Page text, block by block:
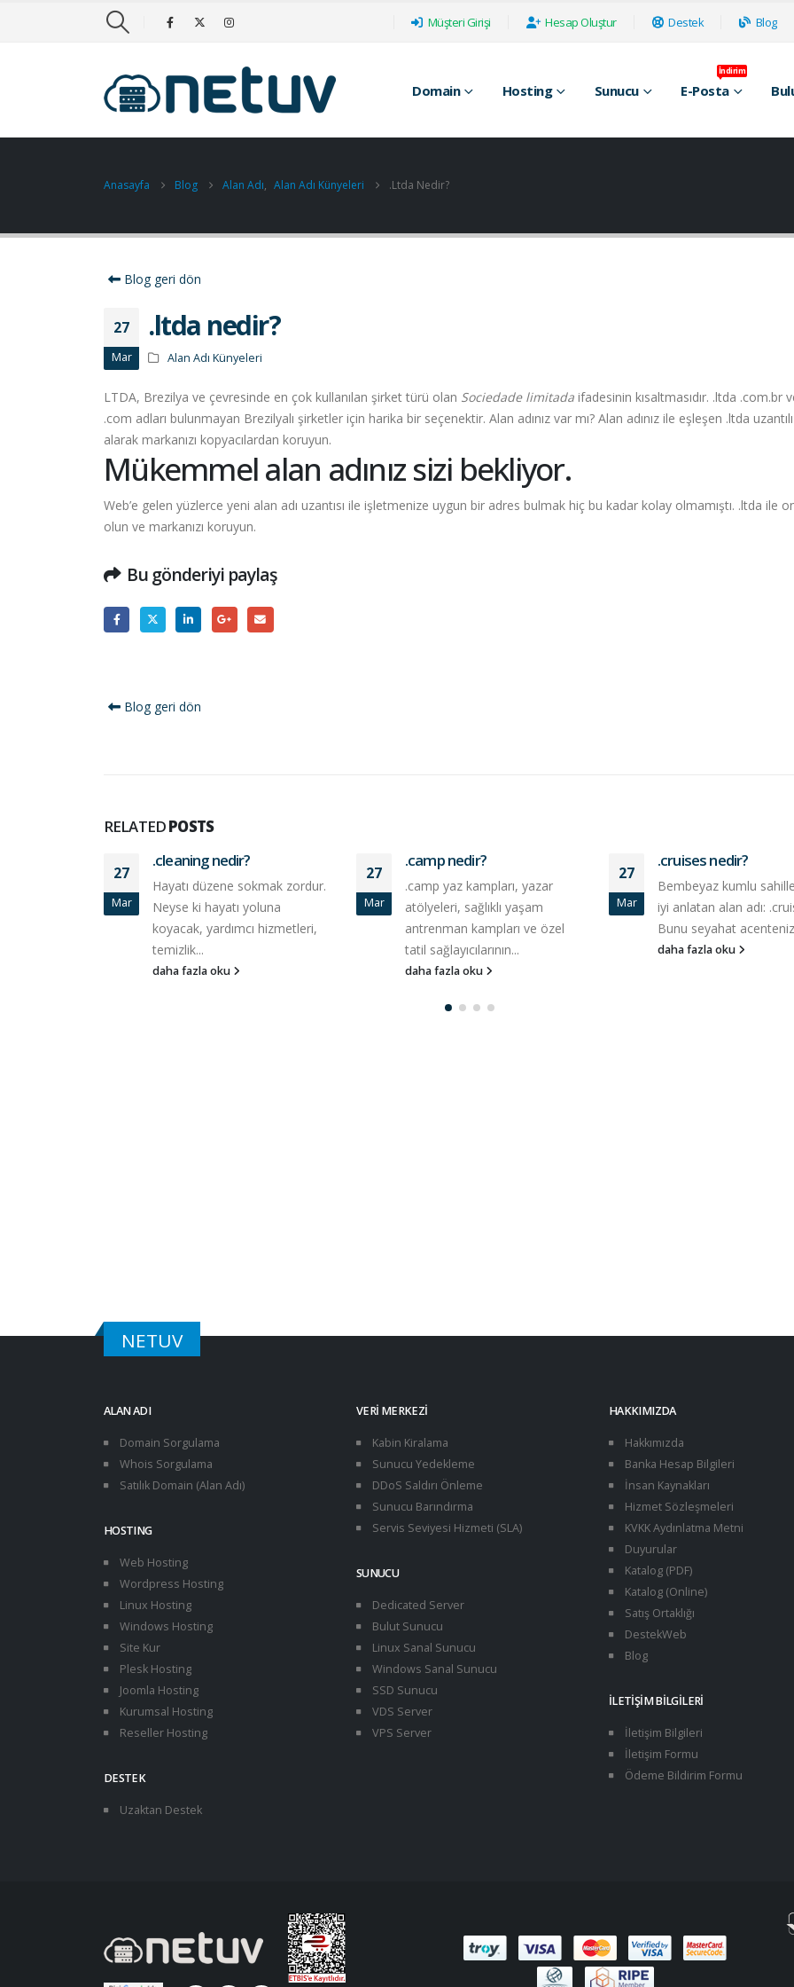
Müşteri Girişi Hesap Oluştur Destek Blog
Domain Hosting Sunucu E-Posta
İndirim
Anasayfa Blog Alan Adı, Alan Adı Künyeleri .ltda Nedir?
Blog geri dön
27
Mar
.ltda nedir?
Alan Adı Künyeleri
LTDA, Brezilya ve çevresinde en çok kullanılan şirket türü olan Sociedade limitada ifadesinin kısaltmasıdır. .ltda .com.br
.com adları bulunmayan Brezilyalı şirketler için harika bir seçenektir. Alan adınız var mı? Alan adınız ile eşleşen .ltda
alarak markanızı kopyacılardan koruyun.
Mükemmel alan adınız sizi bekliyor.
Web’e gelen yüzlerce yeni alan adı uzantısı ile işletmenize uygun bir adres bulmak hiç bu kadar kolay olmamıştı. .ltda ile
olun ve markanızı koruyun.
Bu gönderiyi paylaş
Blog geri dön
RELATEDPOSTS
27
Mar
.cleaning nedir?
Hayatı düzene sokmak zordur.
Neyse ki hayatı yoluna
koyacak, yardımcı hizmetleri,
temizlik...
daha fazla oku
27
Mar
.camp nedir?
.camp yaz kampları, yazar
atölyeleri, sağlıklı yaşam
antrenman kampları ve özel
tatil sağlayıcılarının...
daha fazla oku
27
Mar
.cruises nedir?
Bembeyaz kumlu
iyi anlatan alan adı:
Bunu seyahat
daha fazla oku
NETUV
ALAN ADI
Domain Sorgulama
Whois Sorgulama
Satılık Domain (Alan Adı)
HOSTING
Web Hosting
Wordpress Hosting
Linux Hosting
Windows Hosting
Site Kur
Plesk Hosting
Joomla Hosting
Kurumsal Hosting
Reseller Hosting
DESTEK
Uzaktan Destek
VERI MERKEZI
Kabin Kiralama
Sunucu Yedekleme
DDoS Saldırı Önleme
Sunucu Barındırma
Servis Seviyesi Hizmeti (SLA)
SUNUCU
Dedicated Server
Bulut Sunucu
Linux Sanal Sunucu
Windows Sanal Sunucu
SSD Sunucu
VDS Server
VPS Server
HAKKIMIZDA
Hakkımızda
Banka Hesap Bilgileri
İnsan Kaynakları
Hizmet Sözleşmeleri
KVKK Aydınlatma Metni
Duyurular
Katalog (PDF)
Katalog (Online)
Satış Ortaklığı
DestekWeb
Blog
İLETIŞIM BILGILERI
İletişim Bilgileri
İletişim Formu
Ödeme Bildirim Formu